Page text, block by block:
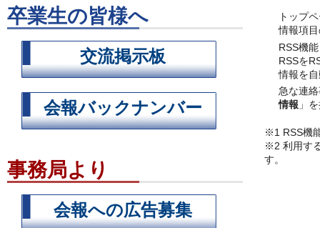
トップ
情報項
RSS機
RSSを
情報を
急な連
情報 」
※1 RSS機
※2 利用す
す。
卒業生の皆様へ
交流掲示板
会報バックナンバー
事務局より
会報への広告募集